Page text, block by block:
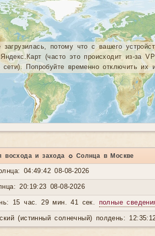
загрузилась, потому что с вашего
(часто это происходит из-за
сети). Попробуйте временно отключить их
восхода и захода ☼ Солнца в Москве
04:49:42 08-08-2026
20:19:23 08-08-2026
15 час. 29 мин. 41 сек. полные
(истинный солнечный) полдень: